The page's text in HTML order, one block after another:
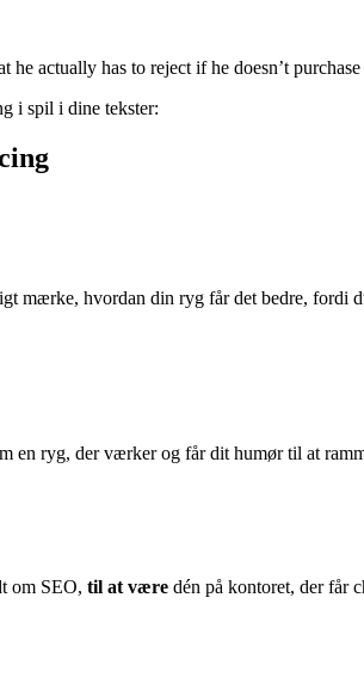
he actually has to reject if he doesn’t
i spil i dine tekster:
mærke, hvordan din ryg får det bedre, fordi
en ryg, der værker og får dit humør til at
om SEO, til at være dén på kontoret, der får